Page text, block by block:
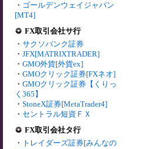
・ ゴールデンウェイジャパン
[MT4]
FX取引会社サ行
・ サクソバンク証券
・ JFX[MATRIXTRADER]
・ GMO外貨[外貨ex]
・ GMOクリック証券[FXネオ]
・ GMOクリック証券【くりっ
く365】
・ StoneX証券[MetaTrader4]
・ セントラル短資ＦＸ
FX取引会社タ行
・ トレイダーズ証券[みんなの